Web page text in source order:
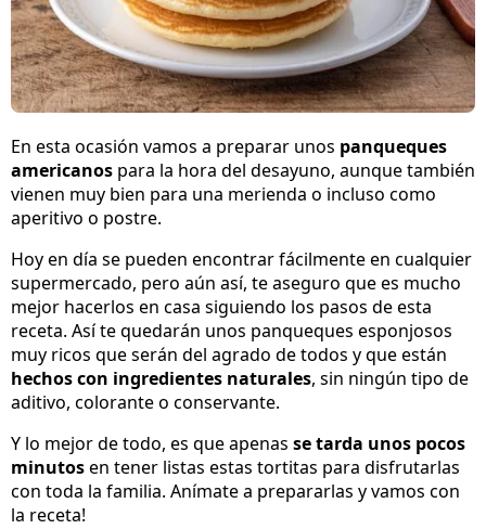
En esta ocasión vamos a preparar unos panqueques
americanos para la hora del desayuno, aunque también
vienen muy bien para una merienda o incluso como
aperitivo o postre.
Hoy en día se pueden encontrar fácilmente en cualquier
supermercado, pero aún así, te aseguro que es mucho
mejor hacerlos en casa siguiendo los pasos de esta
receta. Así te quedarán unos panqueques esponjosos
muy ricos que serán del agrado de todos y que están
hechos con ingredientes naturales, sin ningún tipo de
aditivo, colorante o conservante.
Y lo mejor de todo, es que apenas se tarda unos pocos
minutosen tener listas estas tortitas para disfrutarlas
con toda la familia. Anímate a prepararlas y vamos con
la receta!